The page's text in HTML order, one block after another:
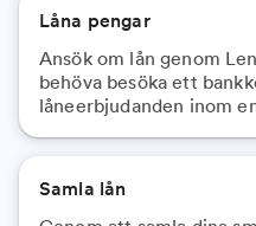
Låna pengar
Ansök om lån genom
behöva besöka ett
låneerbjudanden inom
Samla lån